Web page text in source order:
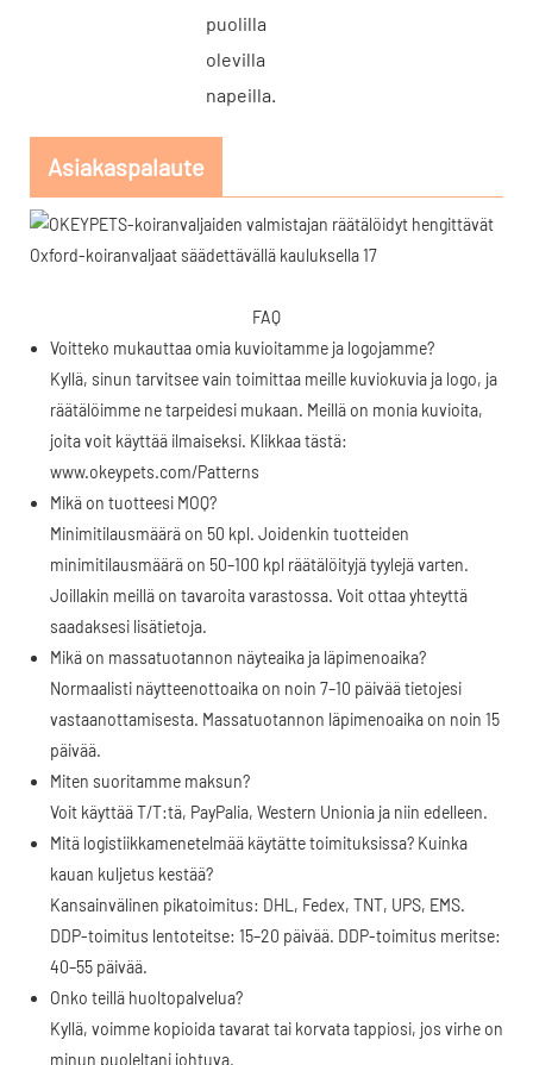
puolilla
olevilla
napeilla.
Asiakaspalaute
FAQ
Voitteko mukauttaa omia kuvioitamme ja logojamme?
Kyllä, sinun tarvitsee vain toimittaa meille kuviokuvia ja logo, ja
räätälöimme ne tarpeidesi mukaan. Meillä on monia kuvioita,
joita voit käyttää ilmaiseksi. Klikkaa tästä:
www.okeypets.com/Patterns
Mikä on tuotteesi MOQ?
Minimitilausmäärä on 50 kpl. Joidenkin tuotteiden
minimitilausmäärä on 50–100 kpl räätälöityjä tyylejä varten.
Joillakin meillä on tavaroita varastossa. Voit ottaa yhteyttä
saadaksesi lisätietoja.
Mikä on massatuotannon näyteaika ja läpimenoaika?
Normaalisti näytteenottoaika on noin 7–10 päivää tietojesi
vastaanottamisesta. Massatuotannon läpimenoaika on noin 15
päivää.
Miten suoritamme maksun?
Voit käyttää T/T:tä, PayPalia, Western Unionia ja niin edelleen.
Mitä logistiikkamenetelmää käytätte toimituksissa? Kuinka
kauan kuljetus kestää?
Kansainvälinen pikatoimitus: DHL, Fedex, TNT, UPS, EMS.
DDP-toimitus lentoteitse: 15–20 päivää. DDP-toimitus meritse:
40–55 päivää.
Onko teillä huoltopalvelua?
Kyllä, voimme kopioida tavarat tai korvata tappiosi, jos virhe on
minun puoleltani johtuva.